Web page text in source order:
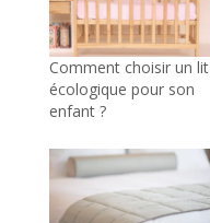
Comment choisir un lit
écologique pour son
enfant ?